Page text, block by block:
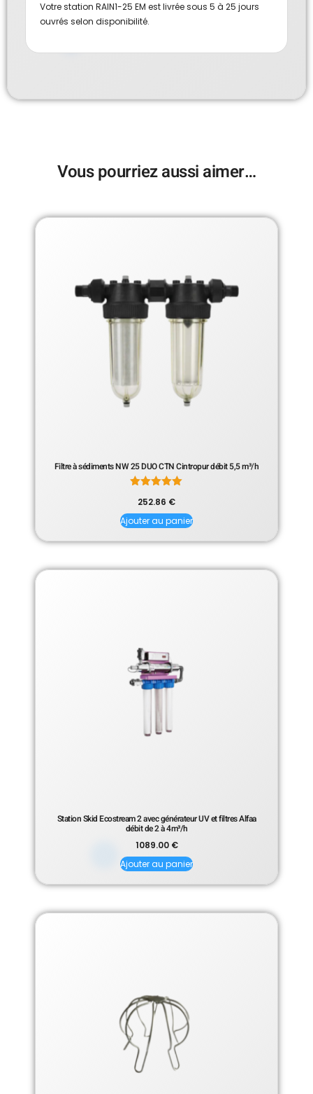
Votre station RAIN1-25 EM est livrée sous 5 à 25 jours
ouvrés selon disponibilité.
Vous pourriez aussi aimer…
Filtre à sédiments NW 25 DUO CTN Cintropur débit 5,5 m³/h
5.00
sur 5
252.86 €
Ajouter au panier
Station Skid Ecostream 2 avec générateur UV et filtres Alfaa
débit de 2 à 4m³/h
1089.00 €
Ajouter au panier